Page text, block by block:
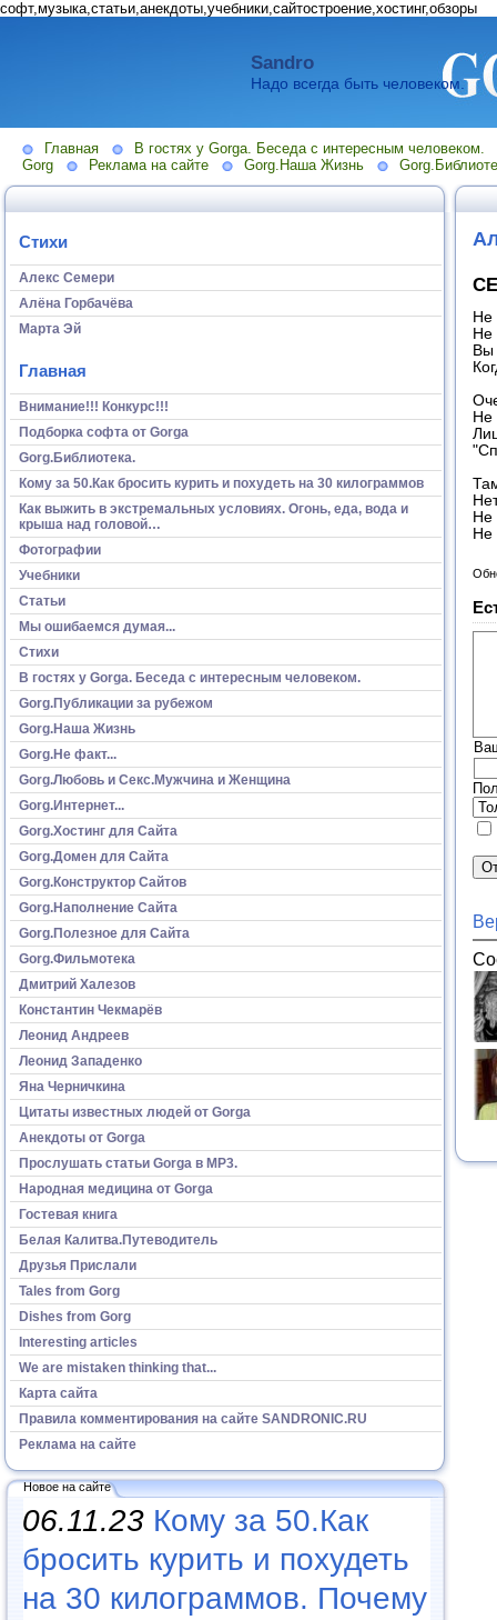
софт,музыка,статьи,анекдоты,учебники,сайтостроение,хостинг,обзоры
Sandro
Надо всегда быть человеком.
Главная
В гостях у Gorga. Беседа с интересным человеком.
Gorg
Реклама на сайте Gorg.Наша Жизнь
Стихи
Алекс Семери
Алёна Горбачёва
Марта Эй
Главная
Внимание!!! Конкурс!!!
Подборка софта от Gorga
Gorg.Библиотека.
Кому за 50.Как бросить курить и похудеть на 30 килограммов
Как выжить в экстремальных условиях. Огонь, еда, вода и
крыша над головой…
Фотографии
Учебники
Статьи
Мы ошибаемся думая...
Стихи
В гостях у Gorga. Беседа с интересным человеком.
Gorg.Публикации за рубежом
Gorg.Наша Жизнь
Gorg.Не факт...
Gorg.Любовь и Секс.Мужчина и Женщина
Gorg.Интернет...
Gorg.Хостинг для Сайта
Gorg.Домен для Сайта
Gorg.Конструктор Сайтов
Gorg.Наполнение Сайта
Gorg.Полезное для Сайта
Gorg.Фильмотека
Дмитрий Халезов
Константин Чекмарёв
Леонид Андреев
Леонид Западенко
Яна Черничкина
Цитаты известных людей от Gorga
Анекдоты от Gorga
Прослушать статьи Gorga в МР3.
Народная медицина от Gorga
Гостевая книга
Белая Калитва.Путеводитель
Друзья Прислали
Tales from Gorg
Dishes from Gorg
Interesting articles
We are mistaken thinking that...
Карта сайта
Правила комментирования на сайте SANDRONIC.RU
Реклама на сайте
Новое на сайте
06.11.23 Кому за 50.Как
бросить курить и похудеть
на 30 килограммов. Почему
Не
Не
Вы
Не
Не
Не